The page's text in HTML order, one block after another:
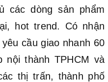
các dòng sản phẩm
hot trend. Có nhận
cầu giao nhanh 60
nội thành TPHCM và
thị trấn, thành phố